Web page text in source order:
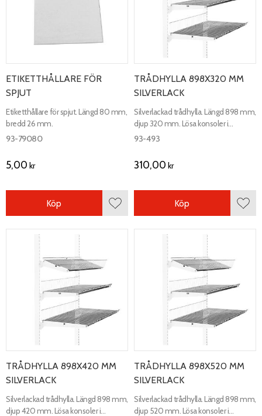
ETIKETTHÅLLARE FÖR
SPJUT
Etiketthållare för spjut. Längd 80 mm,
bredd 26 mm.
93-79080
5,00 kr
Lägg till i favoriter
Köp
TRÅDHYLLA 898X320 MM
SILVERLACK
Silverlackad trådhylla. Längd 898 mm,
djup 320 mm. Lösa konsoler i
silverlack ingår.
93-493
310,00 kr
Köp
TRÅDHYLLA 898X420 MM
SILVERLACK
Silverlackad trådhylla. Längd 898 mm,
djup 420 mm. Lösa konsoler i
TRÅDHYLLA 898X520 MM
SILVERLACK
Silverlackad trådhylla. Längd 898 mm,
djup 520 mm. Lösa konsoler i